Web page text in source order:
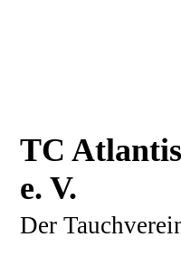
TC
e. V.
Der